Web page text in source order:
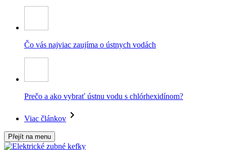
Čo vás najviac zaujíma o ústnych vodách
Prečo a ako vybrať ústnu vodu s chlórhexidínom?
Viac článkov
Přejít na menu